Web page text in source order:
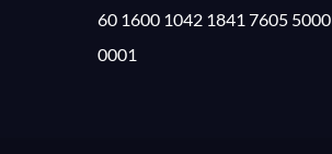
60 1600 1042 1841 7605 5000
0001